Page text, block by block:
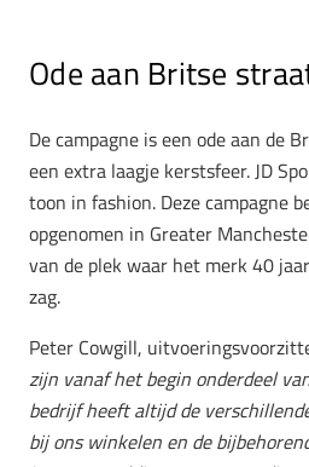
Ode aan Britse
De campagne is een ode aan de
een extra laagje kerstsfeer. JD
toon in fashion. Deze campagne
opgenomen in Greater
van de plek waar het merk 40
zag.
Peter Cowgill,
zijn vanaf het begin onderdeel
bedrijf heeft altijd de
bij ons winkelen en de